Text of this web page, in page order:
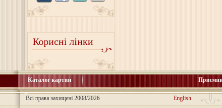
Корисні лінки
Каталог картин
Всі права захищені 2008/2026 English